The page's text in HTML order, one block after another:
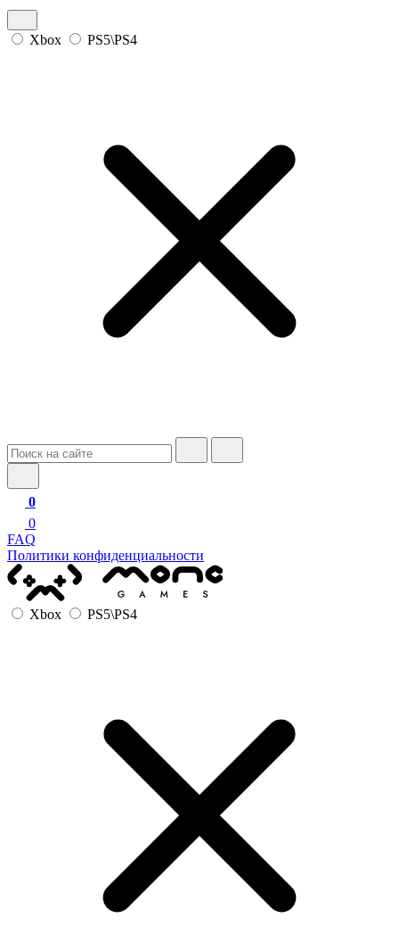
Xbox PS5\PS4
0
0
FAQ
Политики конфиденциальности
Xbox PS5\PS4